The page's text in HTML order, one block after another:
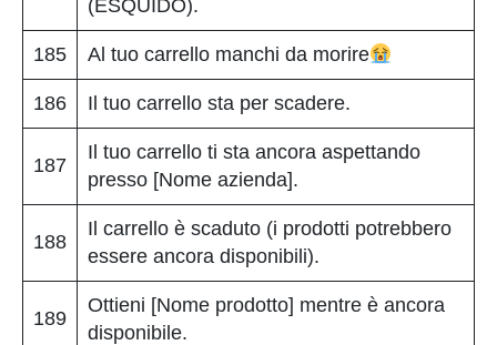
(ESQUIDO).
185 Al tuo carrello manchi da morire
186 Il tuo carrello sta per scadere.
187
Il tuo carrello ti sta ancora aspettando
presso [Nome azienda].
188
Il carrello è scaduto (i prodotti potrebbero
essere ancora disponibili).
189
Ottieni [Nome prodotto] mentre è ancora
disponibile.